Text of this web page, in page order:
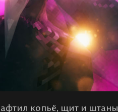
копьё, щит и штаны